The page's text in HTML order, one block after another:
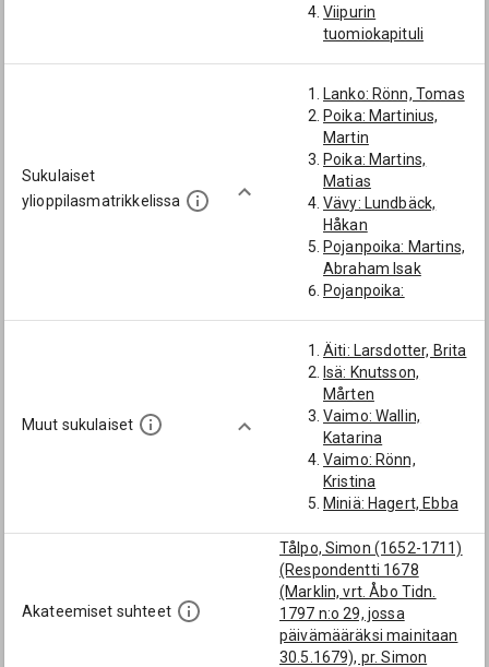
Viipurin
tuomiokapituli
Sukulaiset
ylioppilasmatrikkelissa
Lanko: Rönn, Tomas
Poika: Martinius,
Martin
Poika: Martins,
Matias
Vävy: Lundbäck,
Håkan
Pojanpoika: Martins,
Abraham Isak
Pojanpoika:
Pojanpojanpoika:
Martin, Johan
Gabriel
Pojanpojanpoika:
Martini, Fredrik
Muut sukulaiset
Äiti: Larsdotter, Brita
Isä: Knutsson,
Mårten
Vaimo: Wallin,
Katarina
Vaimo: Rönn,
Kristina
Miniä: Hagert, Ebba
Akateemiset suhteet
Tålpo, Simon (1652-1711)
(Respondentti 1678
(Marklin, vrt. Åbo Tidn.
1797 n:o 29, jossa
päivämääräksi mainitaan
30.5.1679), pr. Simon